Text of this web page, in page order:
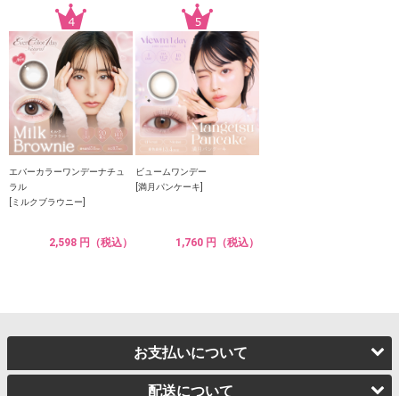
エバーカラーワンデーナチュ
ラル
[ミルクブラウニー]
2,598 円（税込）
ビュームワンデー
[満月パンケーキ]
1,760 円（税込）
お支払いについて
配送について